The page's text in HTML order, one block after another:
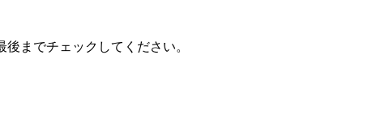
までチェックしてください。